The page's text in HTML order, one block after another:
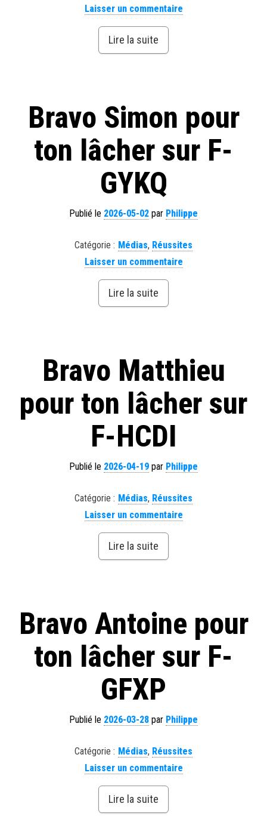
Laisser un commentaire
Lire la suite
Bravo Simon pour
ton lâcher sur F-
GYKQ
Publié le 2026-05-02 par Philippe
Catégorie : Médias, Réussites
Laisser un commentaire
Lire la suite
Bravo Matthieu
pour ton lâcher sur
F-HCDI
Publié le 2026-04-19 par Philippe
Catégorie : Médias, Réussites
Laisser un commentaire
Lire la suite
Bravo Antoine pour
ton lâcher sur F-
GFXP
Publié le 2026-03-28 par Philippe
Catégorie : Médias, Réussites
Laisser un commentaire
Lire la suite